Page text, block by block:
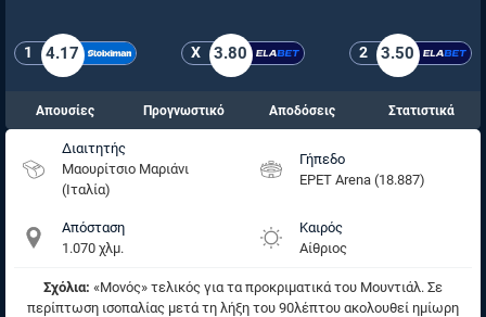
1 4.17 X 3.80 2 3.50
Απουσίες Προγνωστικό Αποδόσεις Στατιστικά
Διαιτητής
Μαουρίτσιο Μαριάνι
(Ιταλία)
Γήπεδο
EPET Arena (18.887)
Απόσταση
1.070 χλμ.
Καιρός
Αίθριος
Σχόλια: «Μονός» τελικός για τα προκριματικά του Μουντιάλ. Σε
περίπτωση ισοπαλίας μετά τη λήξη του 90λέπτου ακολουθεί ημίωρη